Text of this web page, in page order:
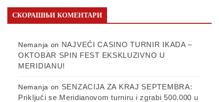
СКОРАШЊИ КОМЕНТАРИ
Nemanja on NAJVEĆI CASINO TURNIR IKADA –
OKTOBAR SPIN FEST EKSKLUZIVNO U
MERIDIANU!
Nemanja on SENZACIJA ZA KRAJ SEPTEMBRA:
Priključi se Meridianovom turniru i zgrabi 500.000 u